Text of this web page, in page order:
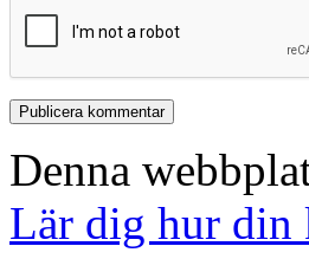
Denna
Lär dig hur din